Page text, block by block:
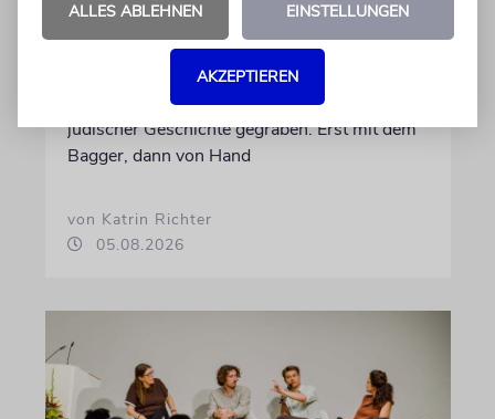
Schicht um Schicht
Dort, wo eben noch Parkplätze waren, wird
seit wenigen Tagen nach einem Stück
jüdischer Geschichte gegraben. Erst mit dem
Bagger, dann von Hand
von Katrin Richter
05.08.2026
ALLES ABLEHNEN EINSTELLUNGEN
AKZEPTIEREN